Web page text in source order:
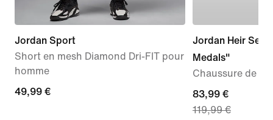
Jordan Sport
Short en mesh Diamond Dri-FIT pour
homme
49,99 €
49,99 €
Jordan Heir
Medals"
Chaussure de
current
price
83,99 €
119,99 €